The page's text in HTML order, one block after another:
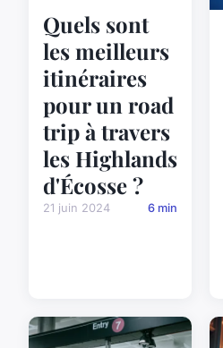
Quels sont
les meilleurs
itinéraires
pour un road
trip à travers
les Highlands
d'Écosse ?
21 juin 2024 6 min